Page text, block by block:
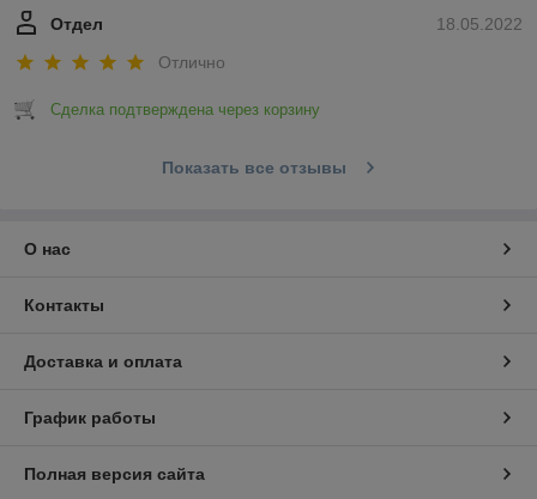
18.05.2022
Отдел
Отлично
Сделка подтверждена через корзину
Показать все отзывы
О нас
Контакты
Доставка и оплата
График работы
Полная версия сайта